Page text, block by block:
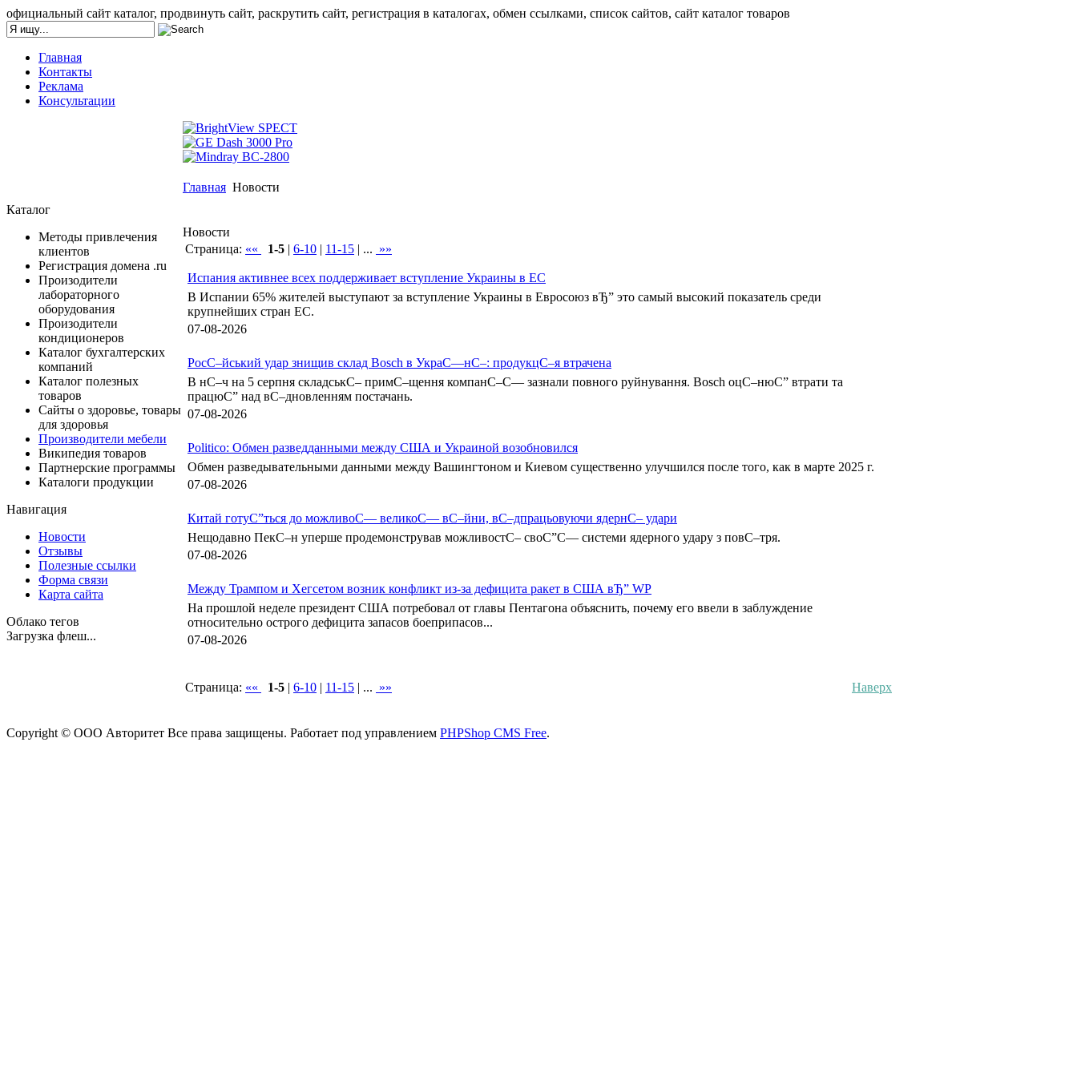
официальный сайт каталог, продвинуть сайт, раскрутить сайт, регистрация в каталогах, обмен ссылками, список сайтов, сайт каталог товаров
Главная
Контакты
Реклама
Консультации
Каталог
Методы привлечения
клиентов
Регистрация домена .ru
Произодители
лабораторного
оборудования
Произодители
кондиционеров
Каталог бухгалтерских
компаний
Каталог полезных
товаров
Сайты о здоровье, товары
для здоровья
Производители мебели
Википедия товаров
Партнерские программы
Каталоги продукции
Навигация
Новости
Отзывы
Полезные ссылки
Форма связи
Карта сайта
Облако тегов
Загрузка флеш...
Главная Новости
Новости
Страница: «« 1-5 | 6-10 | 11-15 | ... »»
Испания активнее всех поддерживает вступление Украины в ЕС
В Испании 65% жителей выступают за вступление Украины в Евросоюз вЂ” это самый высокий показатель среди
крупнейших стран ЕС.
07-08-2026
РосС–йський удар знищив склад Bosch в УкраС—нС–: продукцС–я втрачена
В нС–ч на 5 серпня складськС– примС–щення компанС–С— зазнали повного руйнування. Bosch оцС–нюС” втрати та
працюС” над вС–дновленням постачань.
07-08-2026
Politico: Обмен разведданными между США и Украиной возобновился
Обмен разведывательными данными между Вашингтоном и Киевом существенно улучшился после того, как в марте 2025 г.
07-08-2026
Китай готуС”ться до можливоС— великоС— вС–йни, вС–дпрацьовуючи ядернС– удари
Нещодавно ПекС–н уперше продемонстрував можливостС– своС”С— системи ядерного удару з повС–тря.
07-08-2026
Между Трампом и Хегсетом возник конфликт из-за дефицита ракет в США вЂ” WP
На прошлой неделе президент США потребовал от главы Пентагона объяснить, почему его ввели в заблуждение
относительно острого дефицита запасов боеприпасов...
07-08-2026
Наверх
Страница: «« 1-5 | 6-10 | 11-15 | ... »»
Copyright © ООО Авторитет Все права защищены. Работает под управлением PHPShop CMS Free.